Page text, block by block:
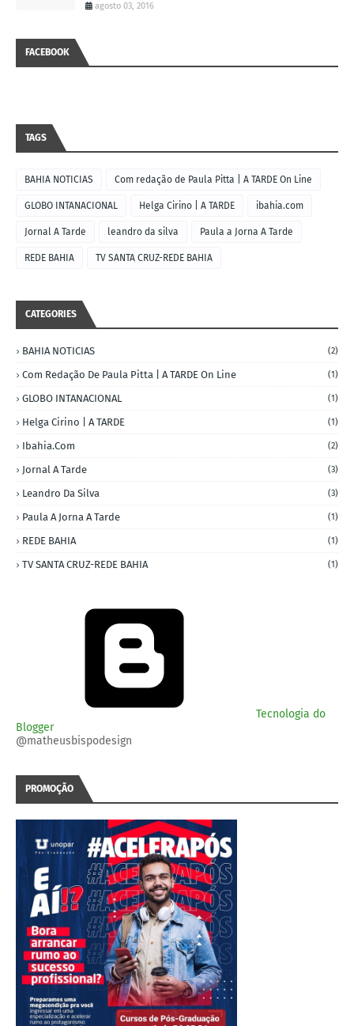
agosto 03, 2016
FACEBOOK
TAGS
BAHIA NOTICIAS Com redação de Paula Pitta | A TARDE On Line
GLOBO INTANACIONAL Helga Cirino | A TARDE ibahia.com
Jornal A Tarde leandro da silva Paula a Jorna A Tarde
REDE BAHIA TV SANTA CRUZ-REDE BAHIA
CATEGORIES
BAHIA NOTICIAS (2)
Com Redação De Paula Pitta | A TARDE On Line (1)
GLOBO INTANACIONAL (1)
Helga Cirino | A TARDE (1)
Ibahia.com (2)
Jornal A Tarde (3)
Leandro Da Silva (3)
Paula A Jorna A Tarde (1)
REDE BAHIA (1)
TV SANTA CRUZ-REDE BAHIA (1)
Tecnologia do
Blogger
@matheusbispodesign
PROMOÇÃO